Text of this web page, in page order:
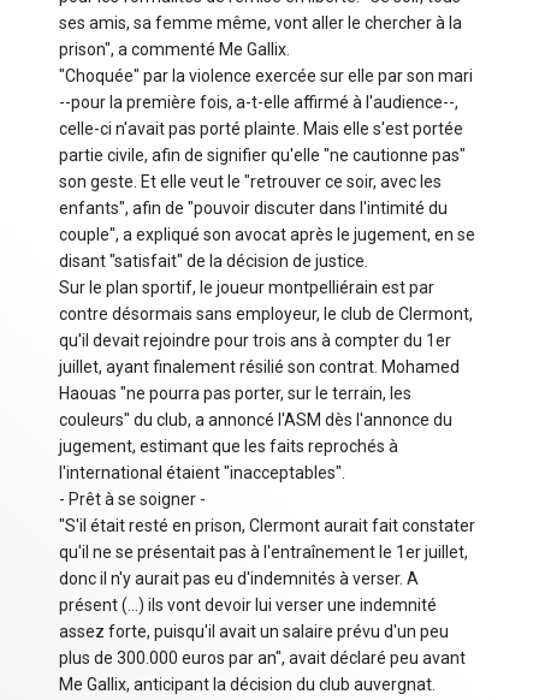
ses amis, sa femme même, vont aller le chercher à la
prison", a commenté Me Gallix.
"Choquée" par la violence exercée sur elle par son mari
--pour la première fois, a-t-elle affirmé à l'audience--,
celle-ci n'avait pas porté plainte. Mais elle s'est portée
partie civile, afin de signifier qu'elle "ne cautionne pas"
son geste. Et elle veut le "retrouver ce soir, avec les
enfants", afin de "pouvoir discuter dans l'intimité du
couple", a expliqué son avocat après le jugement, en se
disant "satisfait" de la décision de justice.
Sur le plan sportif, le joueur montpelliérain est par
contre désormais sans employeur, le club de Clermont,
qu'il devait rejoindre pour trois ans à compter du 1er
juillet, ayant finalement résilié son contrat. Mohamed
Haouas "ne pourra pas porter, sur le terrain, les
couleurs" du club, a annoncé l'ASM dès l'annonce du
jugement, estimant que les faits reprochés à
l'international étaient "inacceptables".
- Prêt à se soigner -
"S'il était resté en prison, Clermont aurait fait constater
qu'il ne se présentait pas à l'entraînement le 1er juillet,
donc il n'y aurait pas eu d'indemnités à verser. A
présent (...) ils vont devoir lui verser une indemnité
assez forte, puisqu'il avait un salaire prévu d'un peu
plus de 300.000 euros par an", avait déclaré peu avant
Me Gallix, anticipant la décision du club auvergnat.